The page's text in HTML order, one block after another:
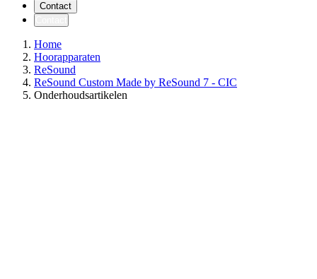
Contact
Home
Hoorapparaten
ReSound
ReSound Custom Made by ReSound 7 - CIC
Onderhoudsartikelen